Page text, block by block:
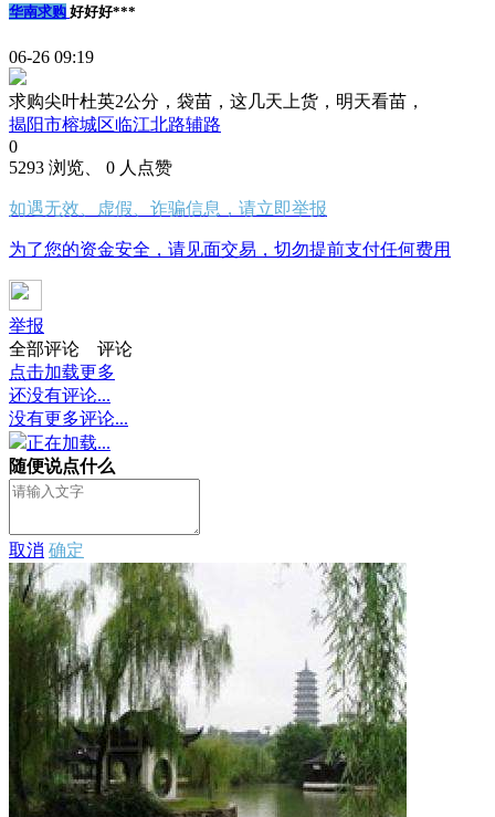
华南求购 好好好***
06-26 09:19
求购尖叶杜英2公分，袋苗，这几天上货，明天看苗，
揭阳市榕城区临江北路辅路
0
5293 浏览、 0 人点赞
如遇无效、虚假、诈骗信息，请立即举报
为了您的资金安全，请见面交易，切勿提前支付任何费用
举报
全部评论
评论
点击加载更多
还没有评论...
没有更多评论...
正在加载...
随便说点什么
取消 确定